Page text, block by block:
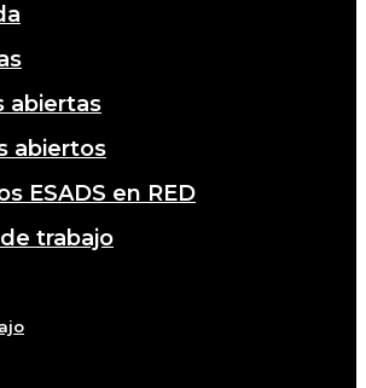
abiertas
abiertos
ESADS en RED
trabajo